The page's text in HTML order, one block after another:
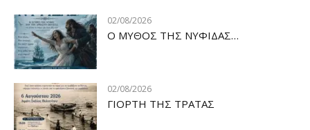
02/08/2026
Ο ΜΥΘΟΣ ΤΗΣ ΝΥΦΙΔΑΣ…
02/08/2026
ΓΙΟΡΤΗ ΤΗΣ ΤΡΑΤΑΣ